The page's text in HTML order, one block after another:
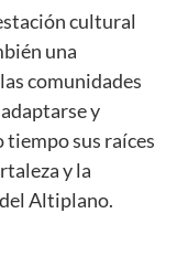
cultural
una
comunidades
y
sus raíces
y la
Altiplano.